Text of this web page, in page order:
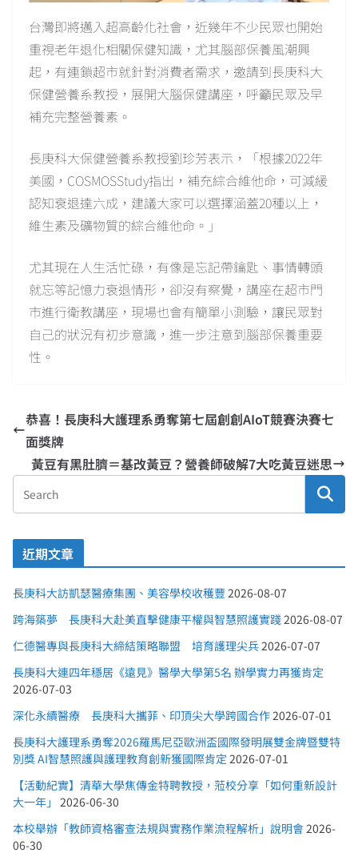
台灣即將邁入超高齡化社會，近幾年不少民眾也開始
重視老年退化相關保健知識，尤其腦部保養風潮興
起，有連鎖超市就針對消費者需求，邀請到長庚科大
保健營養系教授，展開大腦保健講座，呼籲民眾及早
補充完整營養素。
長庚科大保健營養系教授劉珍芳表示，「根據2022年
美國，COSMOSStudy指出，補充綜合維他命，可減緩
認知衰退達六成，建議大家可以選擇涵蓋20種以上，
維生素及礦物質的綜合維他命。」
尤其現在人生活忙碌，有像是忘記帶鑰匙、事情轉頭
就忘等記憶力衰退情形，卻沒有察覺，講座在超市門
市進行衛教講座，現場也會有簡單小測驗，讓民眾對
自己的狀況有初步意識，進一步注意到腦部保養重要
性。
恭喜！長庚科大護理系勇奪第七屆創創AIoT競賽決賽七
面獎牌
黃豆有黑肚臍＝基改黃豆？營養師破解7大吃黃豆迷思
近期文章
長庚科大訪凱瑟醫療集團、美容學校收穫豐 2026-08-07
跨海築夢 長庚科大赴美直擊健康平權與智慧照護實踐 2026-08-07
仁德醫專與長庚科大締結策略聯盟 培育護理尖兵 2026-07-07
長庚科大連四年穩居《遠見》醫學大學第5名 辦學實力再獲肯定
2026-07-03
深化永續醫療 長庚科大攜菲、印頂尖大學跨國合作 2026-07-01
長庚科大護理系勇奪2026羅馬尼亞歐洲盃國際發明展雙金牌暨雙特
別獎 AI智慧照護與護理教育創新獲國際肯定 2026-07-01
【活動紀實】清華大學焦傳金特聘教授，蒞校分享「如何重新設計
大一年」
2026-06-30
本校舉辦「教師資格審查法規與實務作業流程解析」說明會 2026-
06-30